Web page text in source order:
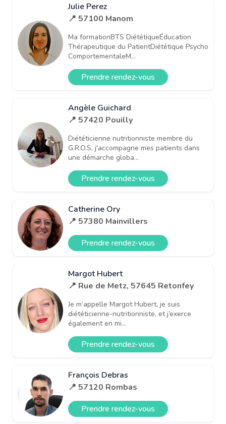
Julie Perez
📍 57100 Manom
Ma formationBTS DiététiqueÉducation
Thérapeutique du PatientDiététique Psycho
ComportementaleM...
Prendre rendez-vous
Angèle Guichard
📍 57420 Pouilly
Diététicienne nutritionniste membre du
G.R.O.S, j'accompagne mes patients dans
une démarche globa...
Prendre rendez-vous
Catherine Ory
📍 57380 Mainvillers
Prendre rendez-vous
Margot Hubert
📍 Rue de Metz, 57645 Retonfey
Je m’appelle Margot Hubert, je suis
diététicienne-nutritionniste, et j’exerce
également en mi...
Prendre rendez-vous
François Debras
📍 57120 Rombas
Prendre rendez-vous